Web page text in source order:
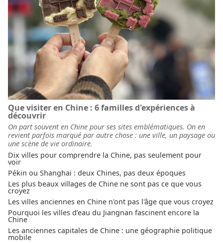
Que visiter en Chine : 6 familles d'expériences à
découvrir
On part souvent en Chine pour ses sites emblématiques. On en
revient parfois marqué par autre chose : une ville, un paysage ou
une scène de vie ordinaire.
Dix villes pour comprendre la Chine, pas seulement pour
voir
Pékin ou Shanghai : deux Chines, pas deux époques
Les plus beaux villages de Chine ne sont pas ce que vous
croyez
Les villes anciennes en Chine n'ont pas l'âge que vous croyez
Pourquoi les villes d’eau du Jiangnan fascinent encore la
Chine
Les anciennes capitales de Chine : une géographie politique
mobile